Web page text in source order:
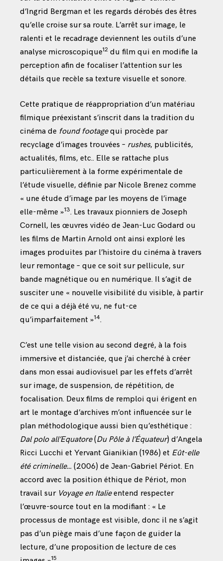
d’Ingrid Bergman et les regards dérobés des êtres
qu’elle croise sur sa route. L’arrêt sur image, le
ralenti et le recadrage deviennent les outils d’une
analyse microscopique12 du film qui en modifie la
perception afin de focaliser l’attention sur les
détails que recèle sa texture visuelle et sonore.
Cette pratique de réappropriation d’un matériau
filmique préexistant s’inscrit dans la tradition du
cinéma de found footagequi procède par
recyclage d’images trouvées – rushes, publicités,
actualités, films, etc.. Elle se rattache plus
particulièrement à la forme expérimentale de
l’étude visuelle, définie par Nicole Brenez comme
« une étude d’image par les moyens de l’image
elle-même »13. Les travaux pionniers de Joseph
Cornell, les œuvres vidéo de Jean-Luc Godard ou
les films de Martin Arnold ont ainsi exploré les
images produites par l’histoire du cinéma à travers
leur remontage – que ce soit sur pellicule, sur
bande magnétique ou en numérique. Il s’agit de
susciter une « nouvelle visibilité du visible, à partir
de ce qui a déjà été vu, ne fut-ce
qu’imparfaitement »14.
C’est une telle vision au second degré, à la fois
immersive et distanciée, que j’ai cherché à créer
dans mon essai audiovisuel par les effets d’arrêt
sur image, de suspension, de répétition, de
focalisation. Deux films de remploi qui érigent en
art le montage d’archives m’ont influencée sur le
plan méthodologique aussi bien qu’esthétique :
Dal polo all’Equatore(Du Pôle à l’Équateur) d’Angela
Ricci Lucchi et Yervant Gianikian (1986) et Eût-elle
été criminelle… (2006) de Jean-Gabriel Périot. En
accord avec la position éthique de Périot, mon
travail sur Voyage en Italieentend respecter
l’œuvre-source tout en la modifiant : « Le
processus de montage est visible, donc il ne s’agit
pas d’un piège mais d’une façon de guider la
lecture, d’une proposition de lecture de ces
15